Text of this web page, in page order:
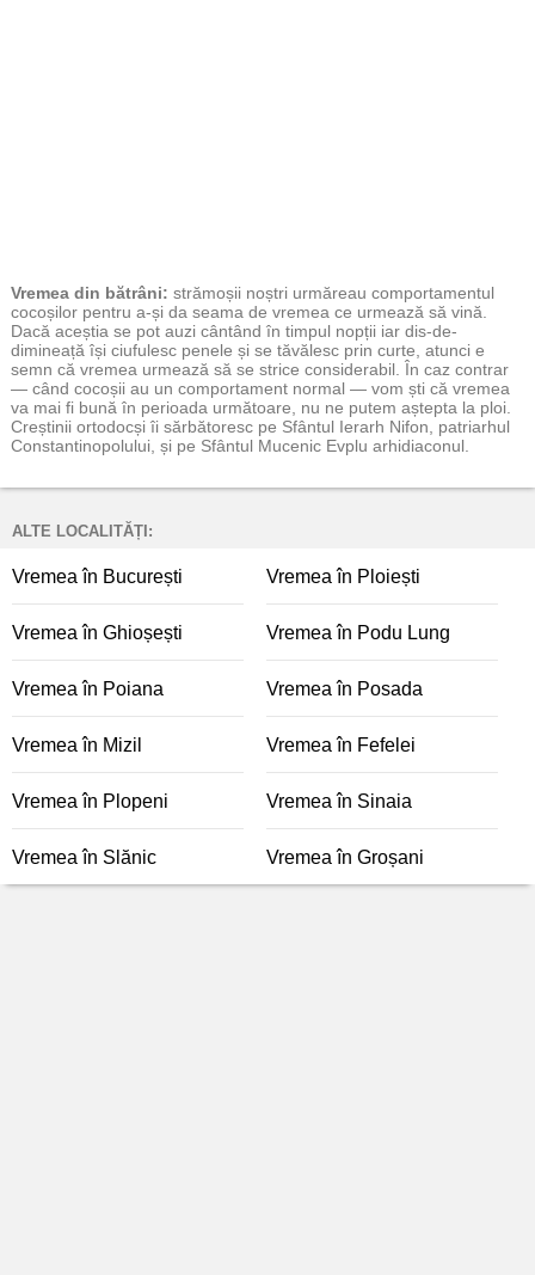
Vremea din bătrâni: strămoșii noștri urmăreau comportamentul
cocoșilor pentru a-și da seama de vremea ce urmează să vină.
Dacă aceștia se pot auzi cântând în timpul nopții iar dis-de-
dimineață își ciufulesc penele și se tăvălesc prin curte, atunci e
semn că vremea urmează să se strice considerabil. În caz contrar
— când cocoșii au un comportament normal — vom ști că vremea
va mai fi bună în perioada următoare, nu ne putem aștepta la ploi.
Creștinii ortodocși îi sărbătoresc pe Sfântul Ierarh Nifon, patriarhul
Constantinopolului, și pe Sfântul Mucenic Evplu arhidiaconul.
ALTE LOCALITĂȚI:
Vremea în București Vremea în Ploiești
Vremea în Ghioșești Vremea în Podu Lung
Vremea în Poiana Vremea în Posada
Vremea în Mizil Vremea în Fefelei
Vremea în Plopeni Vremea în Sinaia
Vremea în Slănic Vremea în Groșani